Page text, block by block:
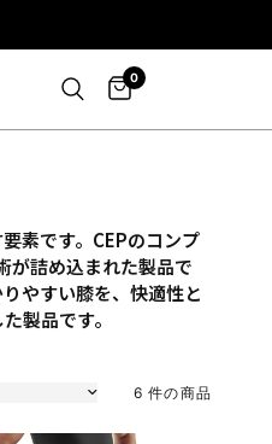
0
素です。CEPのコンプ
が詰め込まれた製品で
やすい膝を、快適性と
製品です。
6 件の商品